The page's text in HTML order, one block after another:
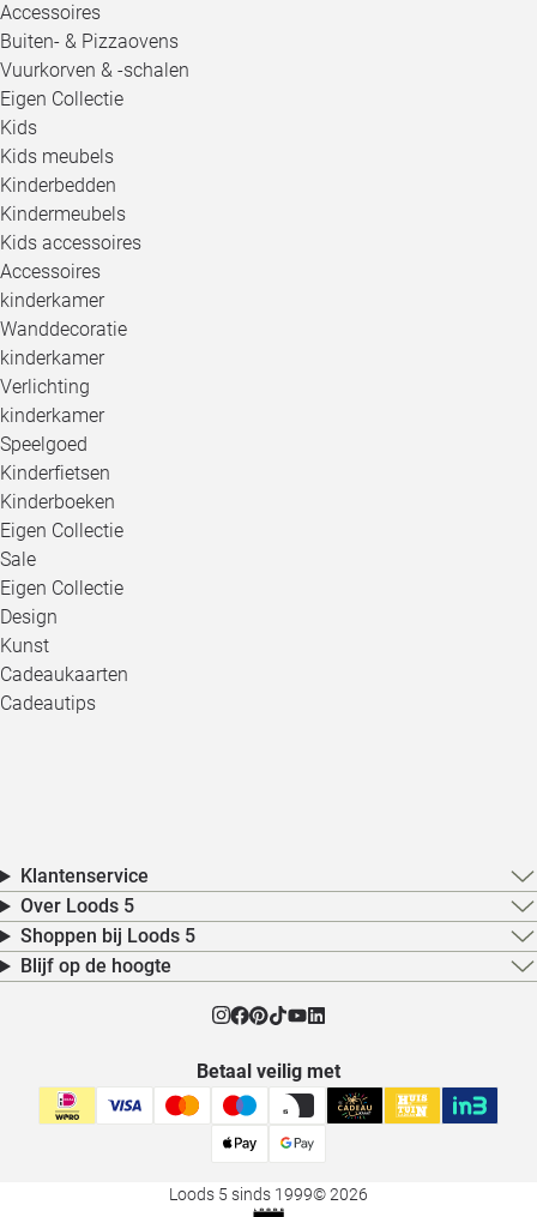
Accessoires
Buiten- & Pizzaovens
Vuurkorven & -schalen
Eigen Collectie
Kids
Kids meubels
Kinderbedden
Kindermeubels
Kids accessoires
Accessoires
kinderkamer
Wanddecoratie
kinderkamer
Verlichting
kinderkamer
Speelgoed
Kinderfietsen
Kinderboeken
Eigen Collectie
Sale
Eigen Collectie
Design
Kunst
Cadeaukaarten
Cadeautips
Klantenservice
Over Loods 5
Shoppen bij Loods 5
Blijf op de hoogte
Betaal veilig met
Loods 5 sinds 1999© 2026